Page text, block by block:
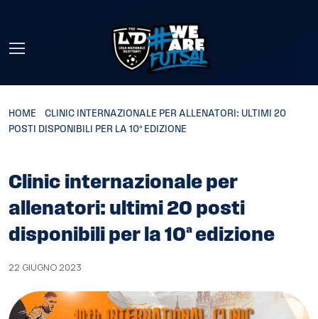
HOME
CLINIC INTERNAZIONALE PER ALLENATORI: ULTIMI 20
POSTI DISPONIBILI PER LA 10ª EDIZIONE
Clinic internazionale per
allenatori: ultimi 20 posti
disponibili per la 10ª edizione
22 GIUGNO 2023